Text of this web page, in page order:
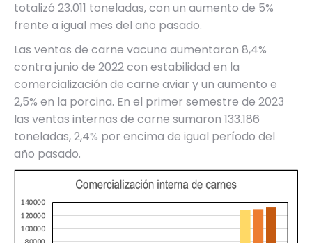
totalizó 23.011 toneladas, con un aumento de 5%
frente a igual mes del año pasado.
Las ventas de carne vacuna aumentaron 8,4%
contra junio de 2022 con estabilidad en la
comercialización de carne aviar y un aumento e
2,5% en la porcina. En el primer semestre de 2023
las ventas internas de carne sumaron 133.186
toneladas, 2,4% por encima de igual período del
año pasado.